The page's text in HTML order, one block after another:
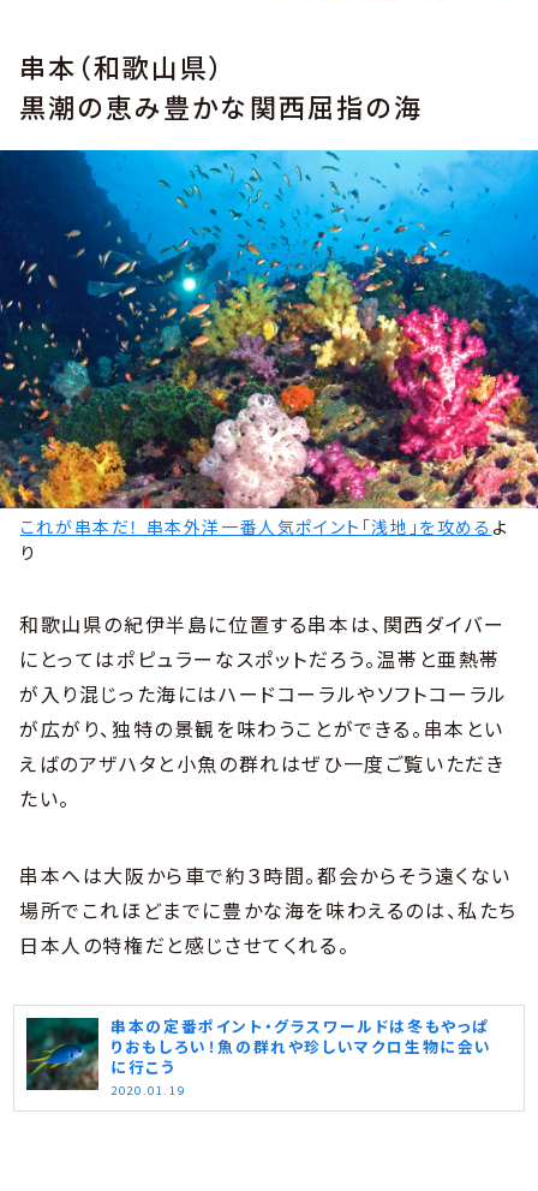
串本（和歌山県）
黒潮の恵み豊かな関西屈指の海
これが串本だ！ 串本外洋一番人気ポイント「浅地」を攻める よ
り
和歌山県の紀伊半島に位置する串本は、関西ダイバー
にとってはポピュラーなスポットだろう。温帯と亜熱帯
が入り混じった海にはハードコーラルやソフトコーラル
が広がり、独特の景観を味わうことができる。串本とい
えばのアザハタと小魚の群れはぜひ一度ご覧いただき
たい。
串本へは大阪から車で約３時間。都会からそう遠くない
場所でこれほどまでに豊かな海を味わえるのは、私たち
日本人の特権だと感じさせてくれる。
串本の定番ポイント・グラスワールドは冬もやっぱ
りおもしろい！魚の群れや珍しいマクロ生物に会い
に行こう
2020.01.19